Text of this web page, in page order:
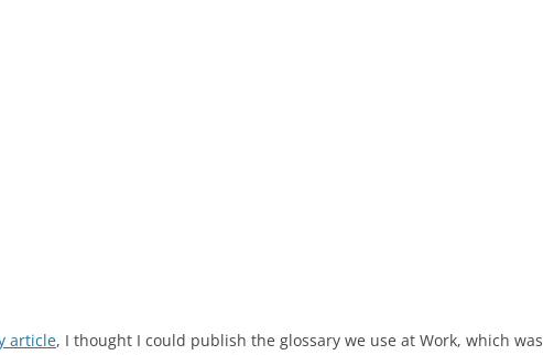
article, I thought I could publish the glossary we use at Work, which was